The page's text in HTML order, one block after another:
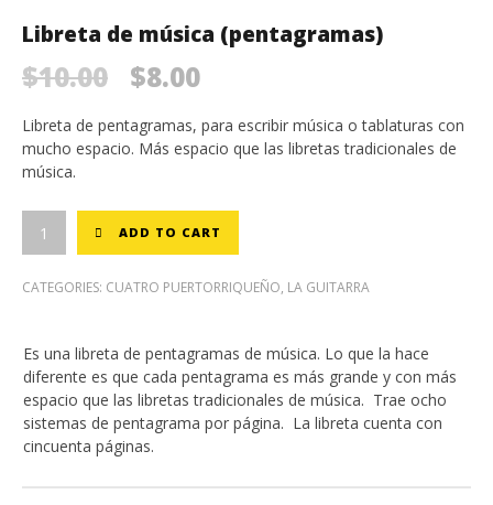
Libreta de música (pentagramas)
$10.00
Original
price
was:
$8.00Current
price
is:
Libreta de pentagramas, para escribir música o tablaturas con
mucho espacio. Más espacio que las libretas tradicionales de
música.
ADD TO CART
CATEGORIES: CUATRO PUERTORRIQUEÑO, LA GUITARRA
Es una libreta de pentagramas de música. Lo que la hace
diferente es que cada pentagrama es más grande y con más
espacio que las libretas tradicionales de música. Trae ocho
sistemas de pentagrama por página. La libreta cuenta con
cincuenta páginas.